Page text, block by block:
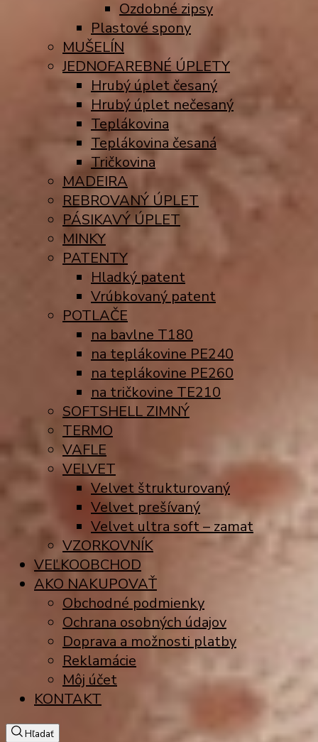
Ozdobné zipsy
Plastové spony
MUŠELÍN
JEDNOFAREBNÉ ÚPLETY
Hrubý úplet česaný
Hrubý úplet nečesaný
Teplákovina
Teplákovina česaná
Tričkovina
MADEIRA
REBROVANÝ ÚPLET
PÁSIKAVÝ ÚPLET
MINKY
PATENTY
Hladký patent
Vrúbkovaný patent
POTLAČE
na bavlne T180
na teplákovine PE240
na teplákovine PE260
na tričkovine TE210
SOFTSHELL ZIMNÝ
TERMO
VAFLE
VELVET
Velvet štrukturovaný
Velvet prešívaný
Velvet ultra soft – zamat
VZORKOVNÍK
VEĽKOOBCHOD
AKO NAKUPOVAŤ
Obchodné podmienky
Ochrana osobných údajov
Doprava a možnosti platby
Reklamácie
Môj účet
KONTAKT
Hľadať